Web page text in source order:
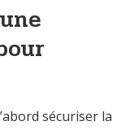
sécuriser la